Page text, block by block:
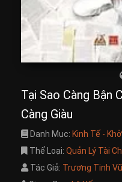
Tại Sao Càng Bận
Càng Giàu
Danh Mục: Kinh Tế -
Thể Loại: Quản Lý Tài
Tác Giả: Trương Tinh Vũ